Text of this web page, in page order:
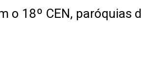
o 18º CEN, paróquias